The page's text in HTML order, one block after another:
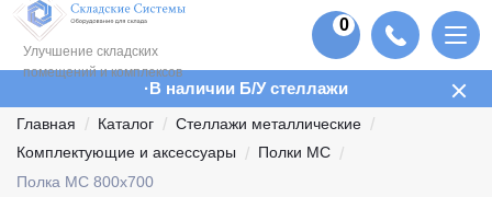
Улучшение складских
помещений и комплексов
0
В наличии Б/У стеллажи
Главная Каталог
Стеллажи металлические
Комплектующие и аксессуары
Полки МС
Полка МС 800x700